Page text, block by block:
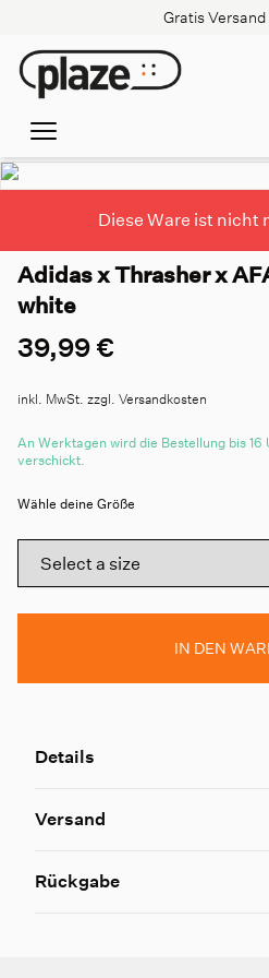
Gratis
Diese Ware ist nicht
Adidas x Thrasher x
white
39,99 €
inkl. MwSt. zzgl. Versandkosten
An Werktagen wird die Bestellung bis 16
verschickt.
Wähle deine Größe
IN DEN
Details
Versand
Rückgabe